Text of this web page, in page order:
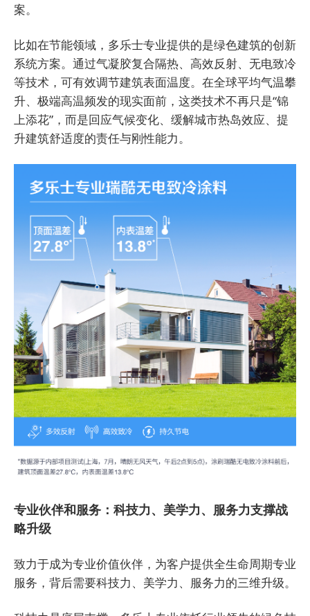
案。
比如在节能领域，多乐士专业提供的是绿色建筑的创新
系统方案。通过气凝胶复合隔热、高效反射、无电致冷
等技术，可有效调节建筑表面温度。在全球平均气温攀
升、极端高温频发的现实面前，这类技术不再只是“锦
上添花”，而是回应气候变化、缓解城市热岛效应、提
升建筑舒适度的责任与刚性能力。
专业伙伴和服务：科技力、美学力、服务力支撑战
略升级
致力于成为专业价值伙伴，为客户提供全生命周期专业
服务，背后需要科技力、美学力、服务力的三维升级。